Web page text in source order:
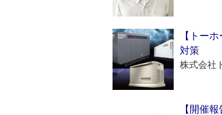
【トー
対策
株式会社
【開催